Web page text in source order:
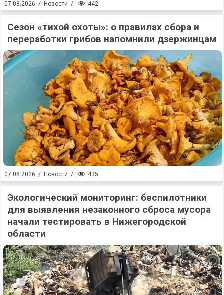
07.08.2026 / Новости / 442
Сезон «тихой охоты»: о правилах сбора и
переработки грибов напомнили дзержинцам
07.08.2026 / Новости / 435
Экологический мониторинг: беспилотники
для выявления незаконного сброса мусора
начали тестировать в Нижегородской
области